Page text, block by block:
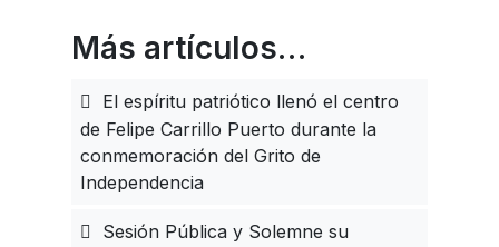
Más artículos…
El espíritu patriótico llenó el centro
de Felipe Carrillo Puerto durante la
conmemoración del Grito de
Independencia
Sesión Pública y Solemne su